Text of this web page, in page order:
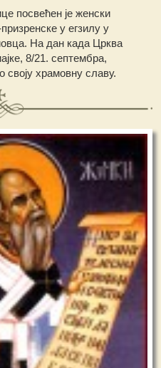
посвећен је женски
у егзилу у
На дан када Црква
8/21. септембра,
своју храмовну славу.